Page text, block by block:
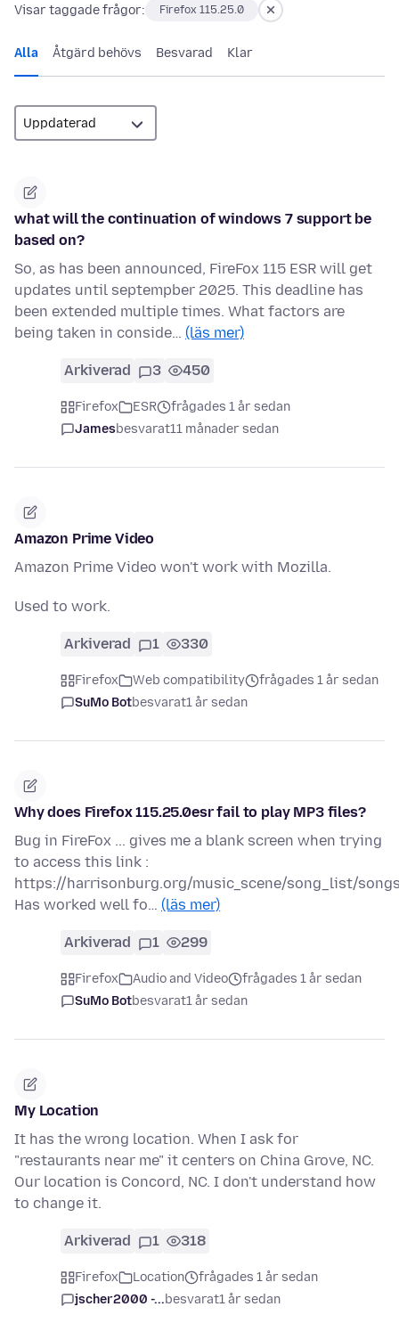
Visar taggade frågor: Firefox 115.25.0
Alla Åtgärd behövs Besvarad Klar
what will the continuation of windows 7 support be
based on?
So, as has been announced, FireFox 115 ESR will get
updates until septempber 2025. This deadline has
been extended multiple times. What factors are
being taken in conside… (läs mer)
Arkiverad 3 450
Firefox ESR
frågades 1 år sedan
Jamesbesvarat11 månader sedan
Amazon Prime Video
Amazon Prime Video won't work with Mozilla.
Used to work.
Arkiverad 1 330
Firefox Web compatibility
frågades 1 år sedan
SuMo Botbesvarat1 år sedan
Why does Firefox 115.25.0esr fail to play MP3 files?
Bug in FireFox ... gives me a blank screen when trying
to access this link :
https://harrisonburg.org/music_scene/song_list/
Has worked well fo… (läs mer)
Arkiverad 1 299
Firefox Audio and Video
frågades 1 år sedan
SuMo Botbesvarat1 år sedan
My Location
It has the wrong location. When I ask for
"restaurants near me" it centers on China Grove, NC.
Our location is Concord, NC. I don't understand how
to change it.
Arkiverad 1 318
Firefox Location
frågades 1 år sedan
jscher2000 -...besvarat1 år sedan